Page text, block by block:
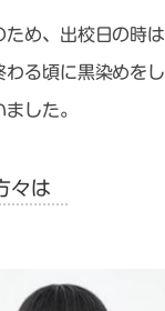
ため、出校日の時
わる頃に黒染めを
した。
々は